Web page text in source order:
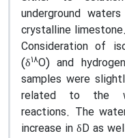
underground
crystalline limestone.
Consideration of
(δ18O) and
samples were
related to the
reactions. The
increase in δD as